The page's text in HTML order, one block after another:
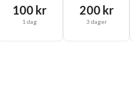
100 kr
1 dag
200 kr
3 dager